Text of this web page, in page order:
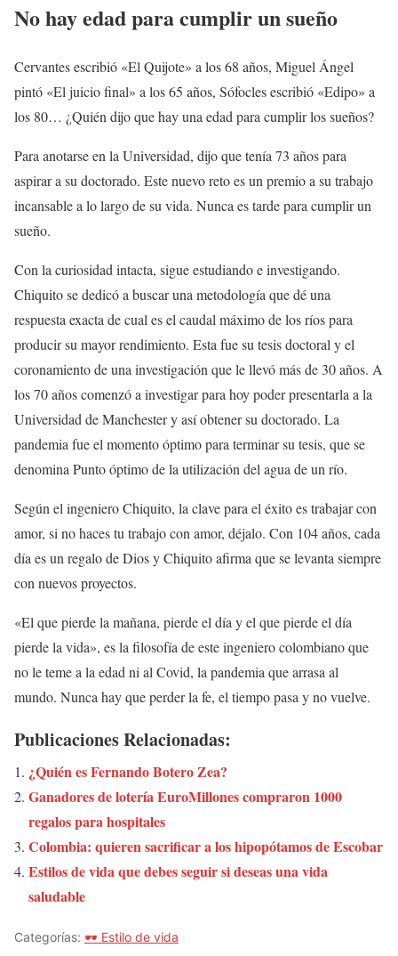
No hay edad para cumplir un sueño
Cervantes escribió «El Quijote» a los 68 años, Miguel Ángel
pintó «El juicio final» a los 65 años, Sófocles escribió «Edipo» a
los 80… ¿Quién dijo que hay una edad para cumplir los sueños?
Para anotarse en la Universidad, dijo que tenía 73 años para
aspirar a su doctorado. Este nuevo reto es un premio a su trabajo
incansable a lo largo de su vida. Nunca es tarde para cumplir un
sueño.
Con la curiosidad intacta, sigue estudiando e investigando.
Chiquito se dedicó a buscar una metodología que dé una
respuesta exacta de cual es el caudal máximo de los ríos para
producir su mayor rendimiento. Esta fue su tesis doctoral y el
coronamiento de una investigación que le llevó más de 30 años. A
los 70 años comenzó a investigar para hoy poder presentarla a la
Universidad de Manchester y así obtener su doctorado. La
pandemia fue el momento óptimo para terminar su tesis, que se
denomina Punto óptimo de la utilización del agua de un río.
Según el ingeniero Chiquito, la clave para el éxito es trabajar con
amor, si no haces tu trabajo con amor, déjalo. Con 104 años, cada
día es un regalo de Dios y Chiquito afirma que se levanta siempre
con nuevos proyectos.
«El que pierde la mañana, pierde el día y el que pierde el día
pierde la vida», es la filosofía de este ingeniero colombiano que
no le teme a la edad ni al Covid, la pandemia que arrasa al
mundo. Nunca hay que perder la fe, el tiempo pasa y no vuelve.
Publicaciones Relacionadas:
¿Quién es Fernando Botero Zea?
Ganadores de lotería EuroMillones compraron 1000
regalos para hospitales
Colombia: quieren sacrificar a los hipopótamos de Escobar
Estilos de vida que debes seguir si deseas una vida
saludable
Categorías: 🕶️ Estilo de vida